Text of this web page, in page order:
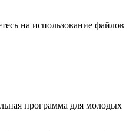
на использование файлов
программа для молодых